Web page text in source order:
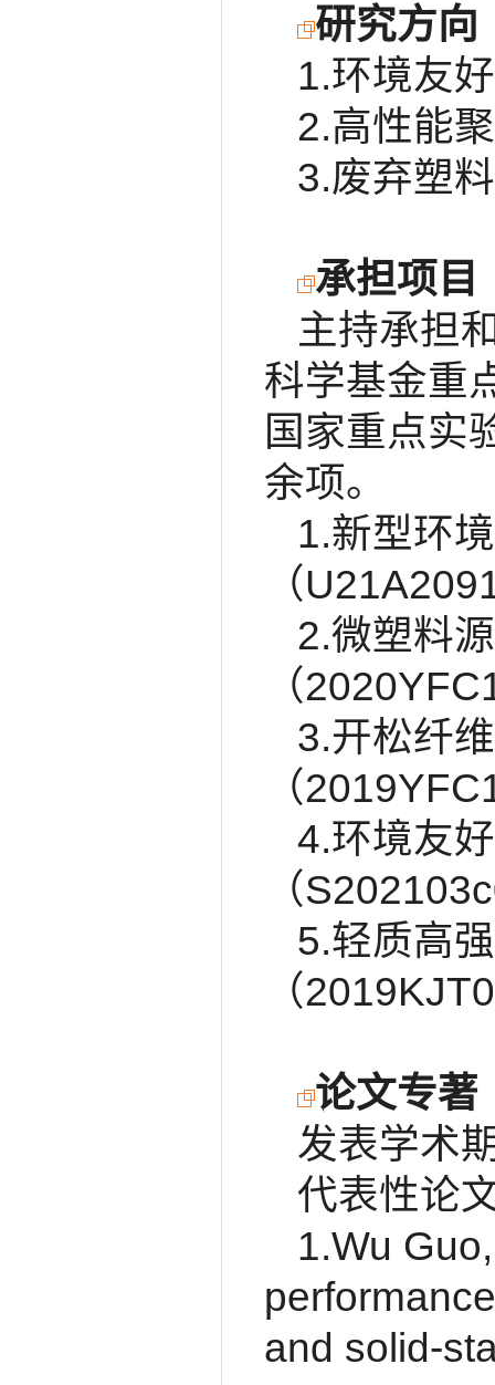
研究方向
1.环境友
2.高性能
3.废弃塑
承担项目
主持承担
科学基金重
国家重点实
余项。
1.新型环
（
2.微塑料
（
3.开松纤
（
4.环境友
（
5.轻质高
（
论文专著
发表学术
代表性论
1.Wu
and solid-